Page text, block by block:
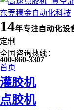
14年专注自动化设
定制
全国咨询热线：
400-860-3307
首页
灌胶机
点胶机